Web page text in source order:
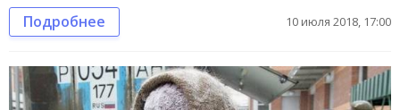
Подробнее 10 июля 2018, 17:00